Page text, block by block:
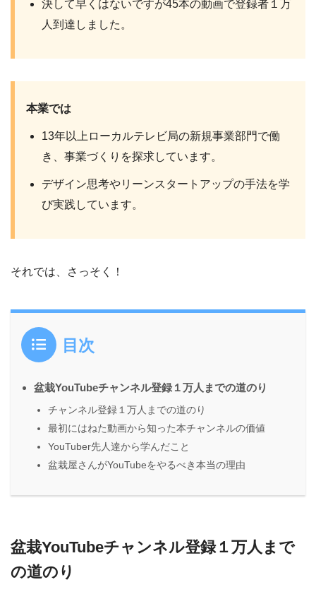
決して早くはないですが45本の動画で登録者１万
人到達しました。
本業では
13年以上ローカルテレビ局の新規事業部門で働
き、事業づくりを探求しています。
デザイン思考やリーンスタートアップの手法を学
び実践しています。
それでは、さっそく！
目次
盆栽YouTubeチャンネル登録１万人までの道のり
チャンネル登録１万人までの道のり
最初にはねた動画から知った本チャンネルの価値
YouTuber先人達から学んだこと
盆栽屋さんがYouTubeをやるべき本当の理由
盆栽YouTubeチャンネル登録１万人まで
の道のり